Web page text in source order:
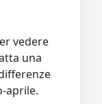
vedere
una
aprile.